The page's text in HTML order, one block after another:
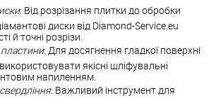
: Від розрізання плитки до обробки
диски від Diamond-Service.eu
й точні розрізи.
: Для досягнення гладкої поверхні
якісні шліфувальні
напиленням.
: Важливий інструмент для